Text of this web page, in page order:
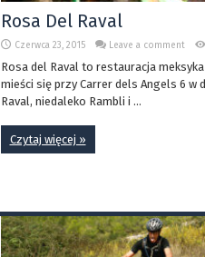
Rosa Del Raval
Czerwca 23, 2015 Leave a comment
Rosa del Raval to restauracja
mieści się przy Carrer dels Angels 6 w
Raval, niedaleko Rambli i ...
Czytaj więcej »